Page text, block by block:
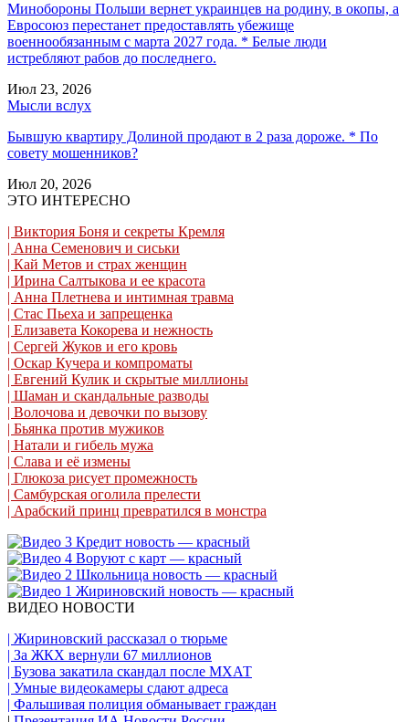
Минобороны Польши вернет украинцев на родину, в окопы, а
Евросоюз перестанет предоставлять убежище
военнообязанным с марта 2027 года. * Белые люди
истребляют рабов до последнего.
Июл 23, 2026
Мысли вслух
Бывшую квартиру Долиной продают в 2 раза дороже. * По
совету мошенников?
Июл 20, 2026
ЭТО ИНТЕРЕСНО
| Виктория Боня и секреты Кремля
| Анна Семенович и сиськи
| Кай Метов и страх женщин
| Ирина Салтыкова и ее красота
| Анна Плетнева и интимная травма
| Стас Пьеха и запрещенка
| Елизавета Кокорева и нежность
| Сергей Жуков и его кровь
| Оскар Кучера и компроматы
| Евгений Кулик и скрытые миллионы
| Шаман и скандальные разводы
| Волочова и девочки по вызову
| Бьянка против мужиков
| Натали и гибель мужа
| Слава и её измены
| Глюкоза рисует промежность
| Самбурская оголила прелести
| Арабский принц превратился в монстра
ВИДЕО НОВОСТИ
| Жириновский рассказал о тюрьме
| За ЖКХ вернули 67 миллионов
| Бузова закатила скандал после МХАТ
| Умные видеокамеры сдают адреса
| Фальшивая полиция обманывает граждан